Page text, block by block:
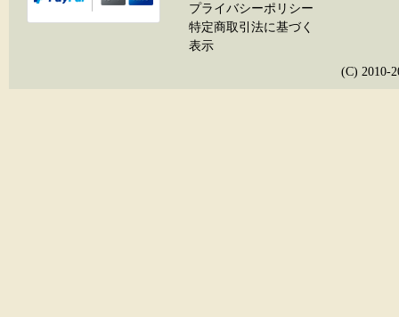
プライバシーポリシー
特定商取引法に基づく
表示
(C) 2010-